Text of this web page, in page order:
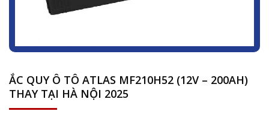
ẮC QUY Ô TÔ ATLAS MF210H52 (12V – 200AH)
THAY TẠI HÀ NỘI 2025